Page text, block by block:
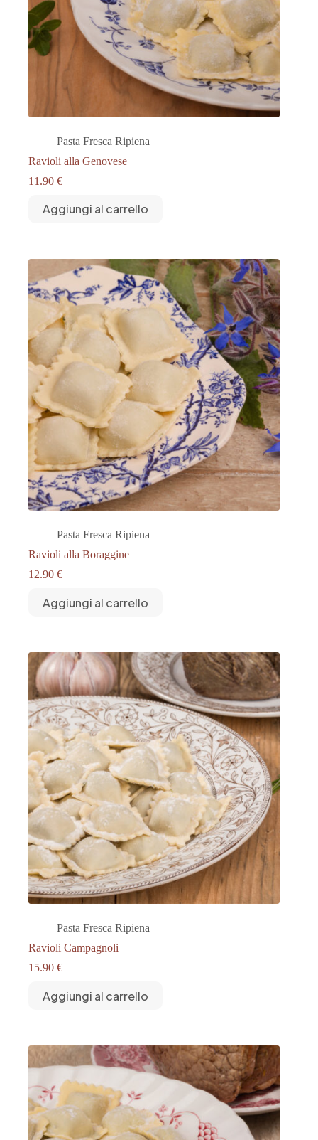
Pasta Fresca Ripiena
Ravioli alla Genovese
11.90 €
Aggiungi al carrello
Pasta Fresca Ripiena
Ravioli alla Boraggine
12.90 €
Aggiungi al carrello
Pasta Fresca Ripiena
Ravioli Campagnoli
15.90 €
Aggiungi al carrello